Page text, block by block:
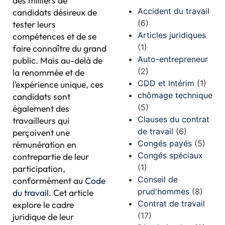
candidats désireux de
tester leurs
compétences et de se
faire connaître du grand
public. Mais au-delà de
la renommée et de
l’expérience unique, ces
candidats sont
également des
travailleurs qui
perçoivent une
rémunération en
contrepartie de leur
participation,
conformément auCode
du travail. Cet article
explore le cadre
juridique de leur
Accident du travail
(6)
Articles juridiques
(1)
Auto-entrepreneur
(2)
CDD et Intérim (1)
chômage technique
(5)
Clauses du contrat
de travail (6)
Congés payés (5)
Congés spéciaux
(1)
Conseil de
prud'hommes (8)
Contrat de travail
(17)